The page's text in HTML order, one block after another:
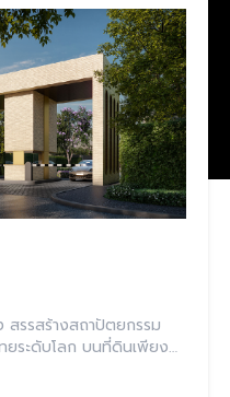
รรสร้างสถาปัตยกรรม
ระดับโลก บนที่ดินเพียง
มอินทรา